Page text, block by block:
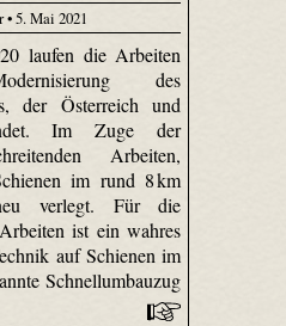
5. Mai 2021
laufen die Arbeiten
des
der Österreich und
Im Zuge der
Arbeiten,
im rund 8 km
verlegt. Für die
ist ein wahres
auf Schienen im
Schnellumbauzug